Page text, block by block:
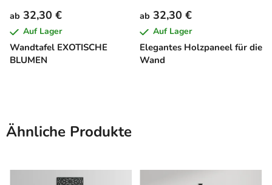
Wandtafel EXOTISCHE
BLUMEN
ab 32,30 €
Auf Lager
Elegantes Holzpaneel für die
Wand
ab 32,30 €
Auf Lager
Ähnliche Produkte